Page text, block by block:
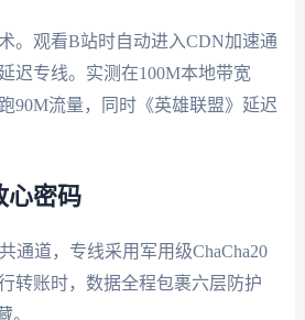
。观看B站时自动进入CDN加速通
迟专线。实测在100M本地带宽
90M流量，同时《英雄联盟》延迟
心密码
通道，专线采用军用级ChaCha20
转账时，数据全程包裹六层防护
。